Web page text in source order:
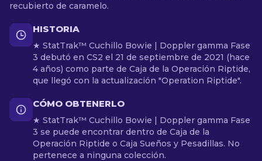
recubierto de caramelo.
HISTORIA
★ StatTrak™ Cuchillo Bowie | Doppler gamma Fase
3 debutó en CS2 el 21 de septiembre de 2021 (hace
4 años) como parte de Caja de la Operación Riptide,
que llegó con la actualización "Operation Riptide".
CÓMO OBTENERLO
★ StatTrak™ Cuchillo Bowie | Doppler gamma Fase
3 se puede encontrar dentro de Caja de la
Operación Riptide o Caja Sueños y Pesadillas. No
pertenece a ninguna colección.